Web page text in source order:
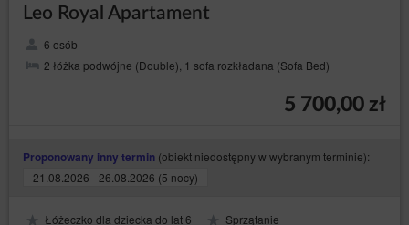
podanie w Elektronicznym formularzu rezerwacji danych
osobowych oznaczonych jako obowiązkowe, dokonanie
przyjęcia przez Usługodawcę Elektronicznego
Formularza Rezerwacji, czego potwierdzeniem jest
Po zawarciu umowy Gość otrzymuje wiadomość e-mail
zawierającą potwierdzenie zawartej umowy wraz ze
szczególności określeniu Całkowitej Ceny Usługi,
Leo Royal Apartament
6 osób
2 łóżka podwójne (Double), 1 sofa rozkładana (Sofa Bed)
5 700,00 zł
Proponowany inny termin (obiekt niedostępny w wybranym terminie):
21.08.2026 - 26.08.2026 (5 nocy)
Łóżeczko dla dziecka do lat 6
Sprzątanie